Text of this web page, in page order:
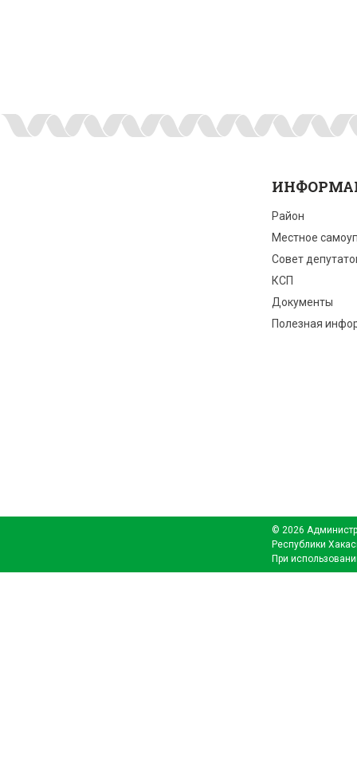
Район
Местное
Совет
КСП
Документы
Полезная
© 2026
Республики
При